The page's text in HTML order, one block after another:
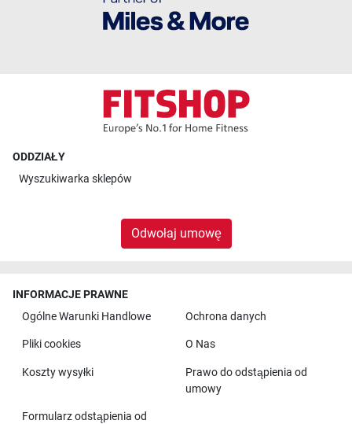
ODDZIAŁY
Wyszukiwarka sklepów
Odwołaj umowę
INFORMACJE PRAWNE
Ogólne Warunki Handlowe
Ochrona danych
Pliki cookies O Nas
Koszty wysyłki
Prawo do odstąpienia od
umowy
Formularz odstąpienia od